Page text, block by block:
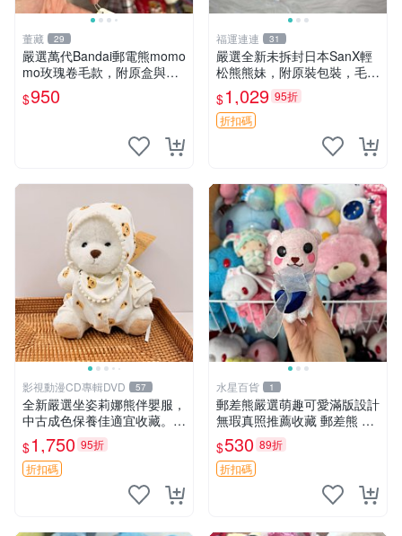
董藏 29
嚴選萬代Bandai郵電熊momo
mo玫瑰卷毛款，附原盒與吊
牌，粉嫩可愛入手即柔軟～
玫瑰卷毛 郵電熊 正品
$950
福運連連 31
嚴選全新未拆封日本SanX輕
松熊熊妹，附原裝包裝，毛絨
質地極佳，細膩可愛，推薦收
藏兼送禮，適合女性好友或家
人，限量釋出。鬆熊、熊玩
$1,029 95折
折扣碼
影視動漫CD專輯DVD 57
全新嚴選坐姿莉娜熊伴嬰服，
中古成色保養佳適宜收藏。無
盒子但品質完好，快速出貨。
建議入手！ 中古 玩偶 滬漫
$1,750 95折
折扣碼
水星百貨 1
郵差熊嚴選萌趣可愛滿版設計
無瑕真照推薦收藏 郵差熊 熊
抱枕 紅薯啵啵間
$530 89折
折扣碼